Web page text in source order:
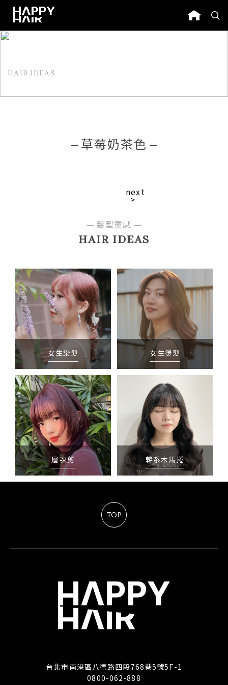
HAIR IDEAS
草莓奶茶色
next
>
HAIR IDEAS
髮型靈感
女生染髮 女生燙髮
層次剪 韓系木馬捲
TOP
台北市南港區八德路四段768巷5號5F-1
0800-062-888